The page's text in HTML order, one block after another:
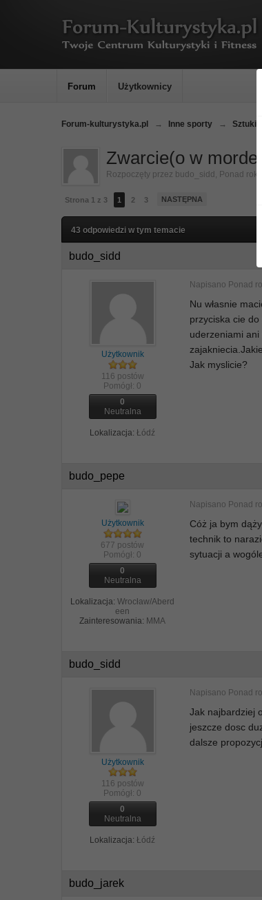
Forum Użytkownicy
Forum-kulturystyka.pl → Inne sporty → Sztuki
Zwarcie(o w morde)
Rozpoczęty przez budo_sidd , Ponad rok
Strona 1 z 3 1 2 3 NASTĘPNA
43 odpowiedzi w tym temacie
budo_sidd
Użytkownik
116 postów
Pomógł: 0
0
Neutralna
Lokalizacja: Łódź
Napisano Ponad
Nu własnie
przyciska cie
uderzeniami
Jak myslicie?
budo_pepe
Użytkownik
677 postów
Pomógł: 0
0
Neutralna
Lokalizacja: Wrocław/Aberd
een
Zainteresowania: MMA
Napisano Ponad
Cóż ja bym
technik to
sytuacji a
budo_sidd
Użytkownik
116 postów
Pomógł: 0
0
Neutralna
Lokalizacja: Łódź
Napisano Ponad
Jak najbardziej
jeszcze dosc
dalsze
budo_jarek